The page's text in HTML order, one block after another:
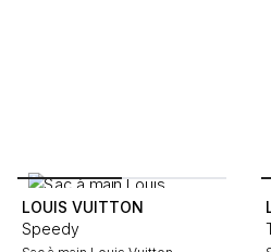
LOUIS VUITTON
Speedy